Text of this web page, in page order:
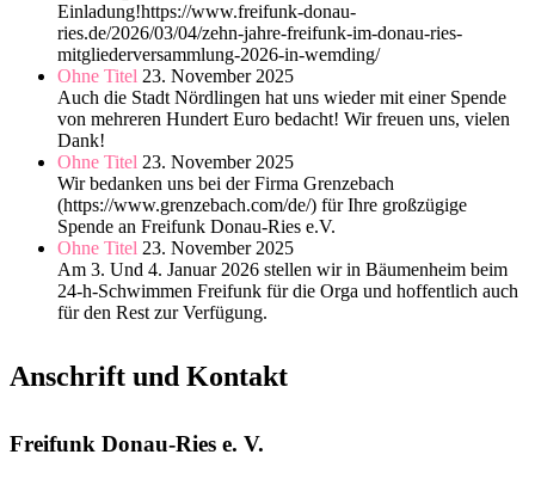
Einladung!https://www.freifunk-donau-
ries.de/2026/03/04/zehn-jahre-freifunk-im-donau-ries-
mitgliederversammlung-2026-in-wemding/
Ohne Titel 23. November 2025
Auch die Stadt Nördlingen hat uns wieder mit einer Spende
von mehreren Hundert Euro bedacht! Wir freuen uns, vielen
Dank!
Ohne Titel 23. November 2025
Wir bedanken uns bei der Firma Grenzebach
(https://www.grenzebach.com/de/) für Ihre großzügige
Spende an Freifunk Donau-Ries e.V.
Ohne Titel 23. November 2025
Am 3. Und 4. Januar 2026 stellen wir in Bäumenheim beim
24-h-Schwimmen Freifunk für die Orga und hoffentlich auch
für den Rest zur Verfügung.
Anschrift und Kontakt
Freifunk Donau-Ries e. V.